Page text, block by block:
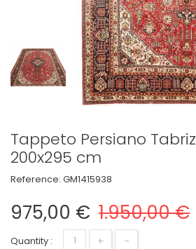
Tappeto Persiano Tabriz
200x295 cm
Reference: GM1415938
975,00 € 1.950,00 €
Quantity : + -